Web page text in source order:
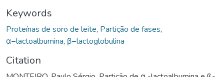
Keywords
Proteínas de soro de leite, Partição de fases,
α−lactoalbumina, β−lactoglobulina
Citation